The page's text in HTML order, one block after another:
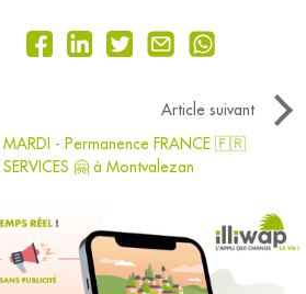
Article suivant
MARDI - Permanence FRANCE 🇫🇷
SERVICES 🤗 à Montvalezan